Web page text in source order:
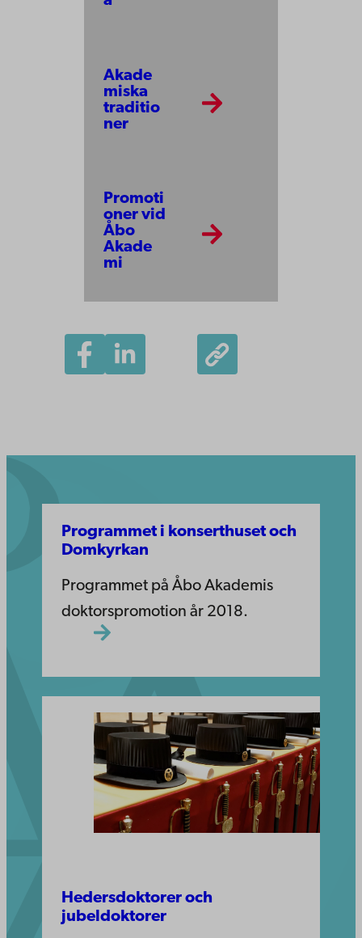
Akade
miska
traditio
ner
Promoti
oner vid
Åbo
Akade
mi
Programmet i konserthuset och
Domkyrkan
Programmet på Åbo Akademis
doktorspromotion år 2018.
Hedersdoktorer och
jubeldoktorer